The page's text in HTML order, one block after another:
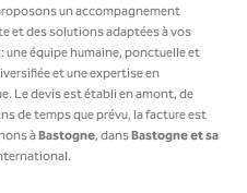
un accompagnement
et des solutions adaptées à vos
équipe humaine, ponctuelle et
et une expertise en
Le devis est établi en amont, de
de temps que prévu, la facture est
àBastogne, dansBastogne et sa